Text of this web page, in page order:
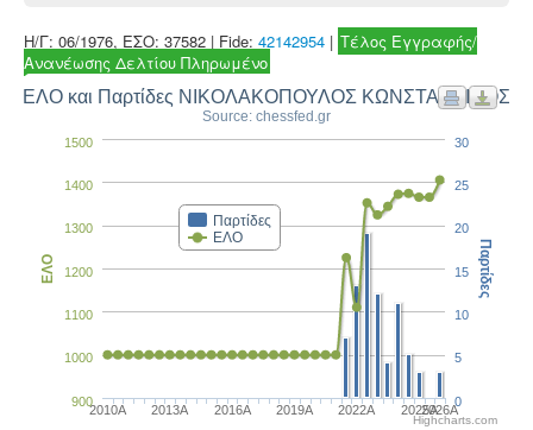
Η/Γ: 06/1976, ΕΣΟ: 37582 | Fide: 42142954 | Τέλος Εγγραφής/
Ανανέωσης Δελτίου Πληρωμένο
ΕΛΟ και Παρτίδες ΝΙΚΟΛΑΚΟΠΟΥΛΟΣ ΚΩΝΣΤΑΝΤΙΝΟΣ
Source: chessfed.gr
Παρτίδες
ΕΛΟ
2010A 2013A 2016A 2019A 2022A 2025A2026A
900
1000
1100
1200
1300
1400
1500
ΕΛΟ
0
5
10
15
20
25
30
Παρτίδες
Highcharts.com